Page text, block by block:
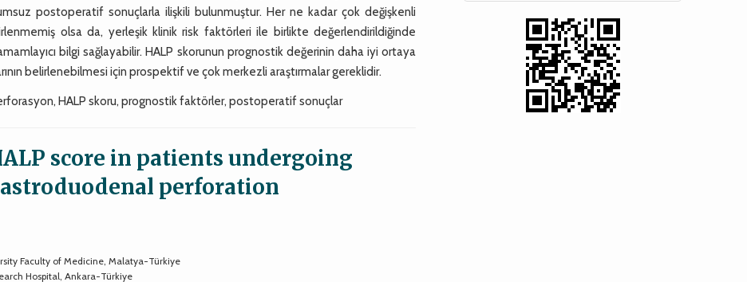
postoperatif sonuçlarla ilişkili bulunmuştur. Her ne kadar çok değişkenli
olsa da, yerleşik klinik risk faktörleri ile birlikte değerlendirildiğinde
bilgi sağlayabilir. HALP skorunun prognostik değerinin daha iyi ortaya
belirlenebilmesi için prospektif ve çok merkezli araştırmalar gereklidir.
HALP skoru, prognostik faktörler, postoperatif sonuçlar
score in patients undergoing
perforation
Faculty of Medicine, Malatya-Türkiye
Hospital, Ankara-Türkiye